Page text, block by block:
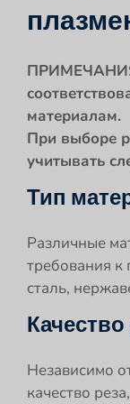
материалам.
При выборе
учитывать
Тип
Различные
требования к
сталь,
Качество
Независимо
качество